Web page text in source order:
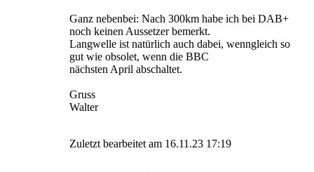
Ganz nebenbei: Nach 300km habe ich bei DAB+
noch keinen Aussetzer bemerkt.
Langwelle ist natürlich auch dabei, wenngleich so
gut wie obsolet, wenn die BBC
nächsten April abschaltet.
Gruss
Walter
Zuletzt bearbeitet am 16.11.23 17:19